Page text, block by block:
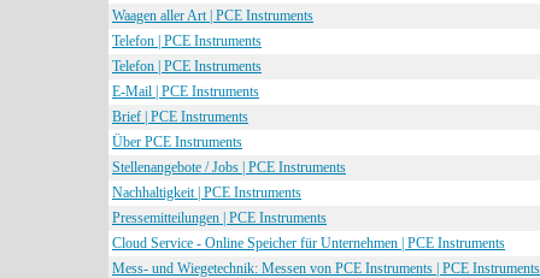
Waagen aller Art | PCE Instruments
Telefon | PCE Instruments
Telefon | PCE Instruments
E-Mail | PCE Instruments
Brief | PCE Instruments
Über PCE Instruments
Stellenangebote / Jobs | PCE Instruments
Nachhaltigkeit | PCE Instruments
Pressemitteilungen | PCE Instruments
Cloud Service - Online Speicher für Unternehmen | PCE Instruments
Mess- und Wiegetechnik: Messen von PCE Instruments | PCE Instruments